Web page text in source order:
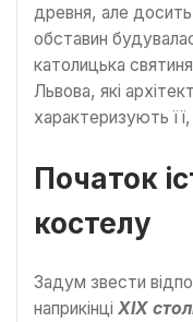
древня, але досить
обставин
католицька
Львова, які
характеризують
Початок
костелу
Задум звести
наприкінці ХІХ